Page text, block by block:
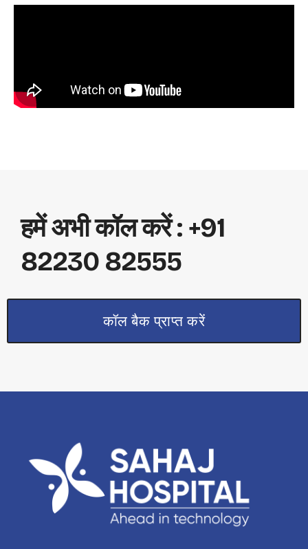
हमें अभी कॉल करें : +91
82230 82555
कॉल बैक प्राप्त करें